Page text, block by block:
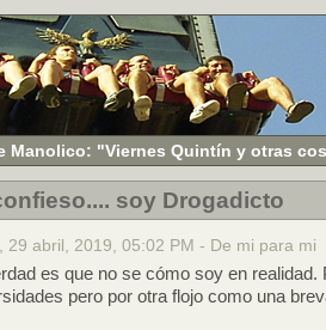
Manolico: "Viernes Quintín y otras
soy Drogadicto
29 abril, 2019, 05:02 PM - De mi para mi
es que no se cómo soy en realidad.
pero por otra flojo como una